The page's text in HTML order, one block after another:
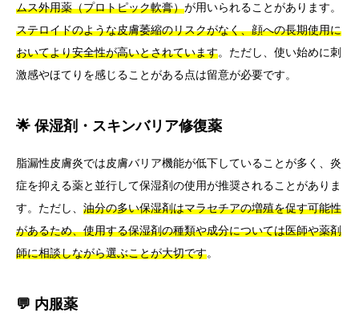
ムス外用薬（プロトピック軟膏）が用いられることがあります。
ステロイドのような皮膚萎縮のリスクがなく、顔への長期使用に
おいてより安全性が高いとされています。ただし、使い始めに刺
激感やほてりを感じることがある点は留意が必要です。
🌟 保湿剤・スキンバリア修復薬
脂漏性皮膚炎では皮膚バリア機能が低下していることが多く、炎
症を抑える薬と並行して保湿剤の使用が推奨されることがありま
す。ただし、 油分の多い保湿剤はマラセチアの増殖を促す可能性
があるため、使用する保湿剤の種類や成分については医師や薬剤
師に相談しながら選ぶことが大切です。
💬 内服薬